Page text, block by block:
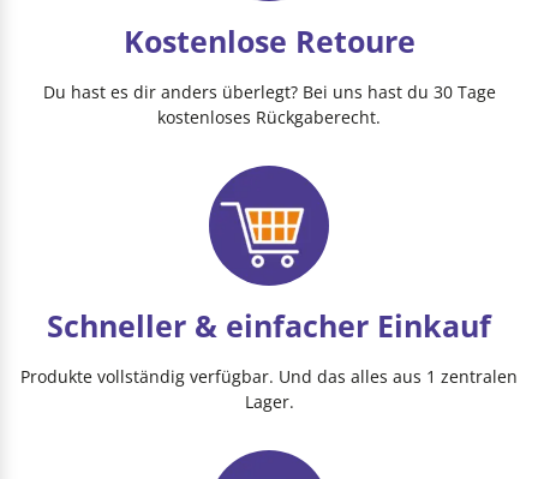
Kostenlose Retoure
Du hast es dir anders überlegt? Bei uns hast du 30 Tage
kostenloses Rückgaberecht.
Schneller & einfacher Einkauf
Produkte vollständig verfügbar. Und das alles aus 1 zentralen
Lager.